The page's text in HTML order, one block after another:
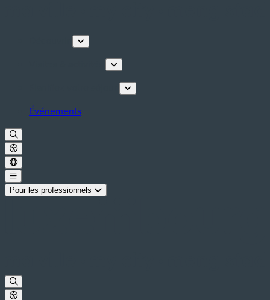
Événements
Pour les professionnels